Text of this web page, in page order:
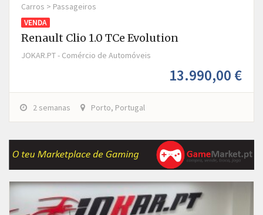
Carros > Passageiros
VENDA
Renault Clio 1.0 TCe Evolution
JOKAR.PT - Comércio de Automóveis
13.990,00 €
2 semanas Porto, Portugal